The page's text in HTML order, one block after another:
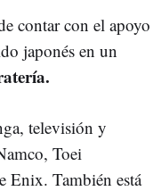
contar con el apoyo
japonés en un
televisión y
Toei
También está